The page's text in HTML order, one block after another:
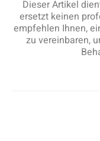
Dieser Artikel
ersetzt keinen
empfehlen Ihnen,
zu vereinbaren,